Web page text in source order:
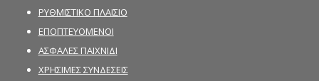
ΡΥΘΜΙΣΤΙΚΟ ΠΛΑΙΣΙΟ
ΕΠΟΠΤΕΥΟΜΕΝΟΙ
ΑΣΦΑΛΕΣ ΠΑΙΧΝΙΔΙ
ΧΡΗΣΙΜΕΣ ΣΥΝΔΕΣΕΙΣ